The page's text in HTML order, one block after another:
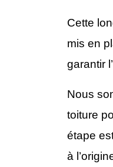
Cette
mis en
garantir
Nous
toiture
étape
à